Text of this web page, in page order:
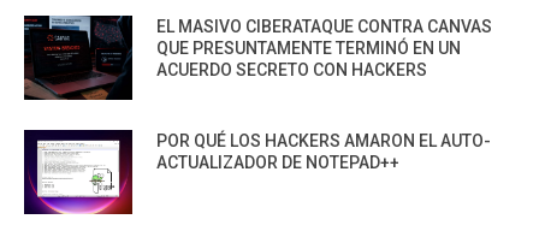
EL MASIVO CIBERATAQUE CONTRA CANVAS
QUE PRESUNTAMENTE TERMINÓ EN UN
ACUERDO SECRETO CON HACKERS
POR QUÉ LOS HACKERS AMARON EL AUTO-
ACTUALIZADOR DE NOTEPAD++